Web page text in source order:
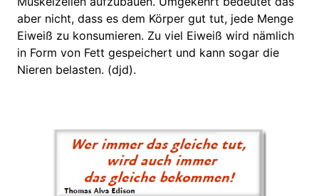
aber nicht, dass es dem Körper gut tut, jede Menge
Eiweiß zu konsumieren. Zu viel Eiweiß wird nämlich
in Form von Fett gespeichert und kann sogar die
Nieren belasten. (djd).